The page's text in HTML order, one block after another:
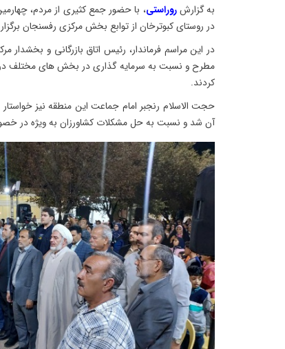
به گزارشروراستی، با حضور جمع کثیری از مردم،
در روستای کبوترخان از توابع بخش مرکزی رفسنجان
در این مراسم فرماندار، رئیس اتاق بازرگانی و
مطرح و نسبت به سرمایه گذاری در بخش های مختلف در
کردند.
حجت الاسلام رنجبر امام جماعت این منطقه نیز
آن شد و نسبت به حل مشکلات کشاورزان به ویژه در